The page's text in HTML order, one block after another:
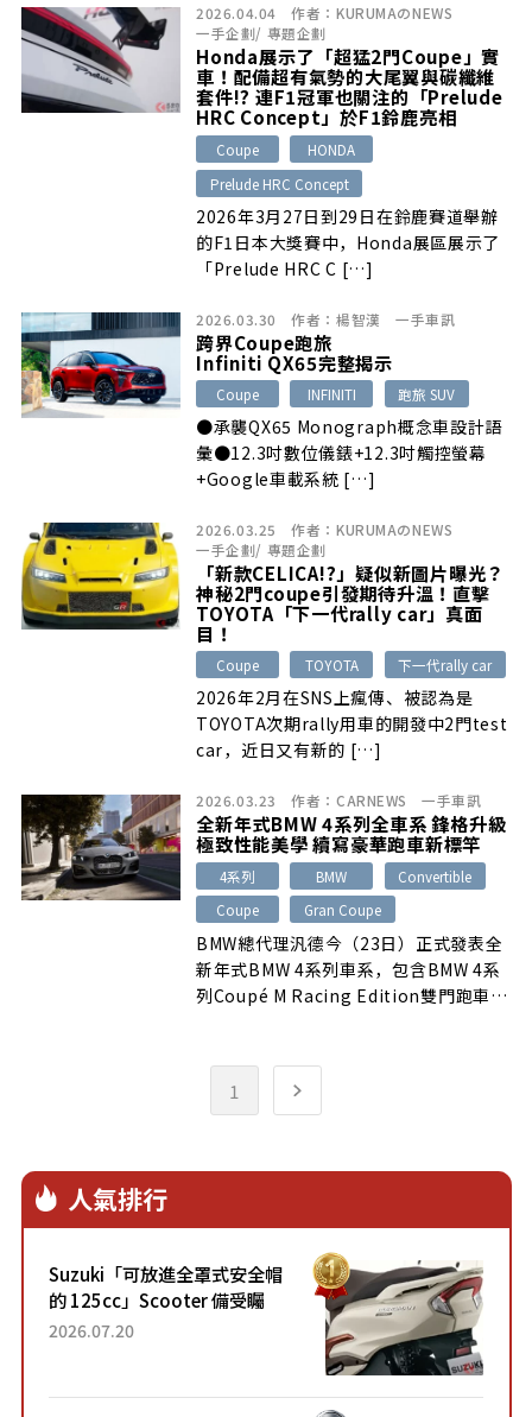
2026.04.04 作者： KURUMAのNEWS
一手企劃/ 專題企劃
Honda展示了「超猛2門Coupe」實
車！配備超有氣勢的大尾翼與碳纖維
套件!? 連F1冠軍也關注的「Prelude
HRC Concept」於F1鈴鹿亮相
Coupe
HONDA
Prelude HRC Concept
2026年3月27日到29日在鈴鹿賽道舉辦
的F1日本大獎賽中，Honda展區展示了
「Prelude HRC C […]
2026.03.30 作者： 楊智漢 一手車訊
跨界Coupe跑旅
Infiniti QX65完整揭示
Coupe INFINITI 跑旅 SUV
●承襲QX65 Monograph概念車設計語
彙●12.3吋數位儀錶+12.3吋觸控螢幕
+Google車載系統 […]
2026.03.25 作者： KURUMAのNEWS
一手企劃/ 專題企劃
「新款CELICA!?」疑似新圖片曝光？
神秘2門coupe引發期待升溫！直擊
TOYOTA「下一代rally car」真面
目！
Coupe TOYOTA 下一代rally car
2026年2月在SNS上瘋傳、被認為是
TOYOTA次期rally用車的開發中2門test
car，近日又有新的 […]
2026.03.23 作者： CARNEWS 一手車訊
全新年式BMW 4系列全車系 鋒格升級
極致性能美學 續寫豪華跑車新標竿
4系列 BMW
Convertible
Coupe
Gran Coupe
BMW總代理汎德今（23日）正式發表全
新年式BMW 4系列車系，包含BMW 4系
列Coupé M Racing Edition雙門跑車、
xDrive Convertible M Sport敞篷跑
車，建議售價自269萬元起。
1
人氣排行
Suzuki「可放進全罩式安全帽
的 125cc」Scooter 備受矚
目！採用全新流線設計與各項
2026.07.20